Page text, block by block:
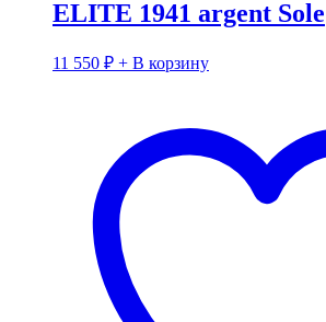
ELITE 1941 argent Sole
11 550 ₽ + В корзину